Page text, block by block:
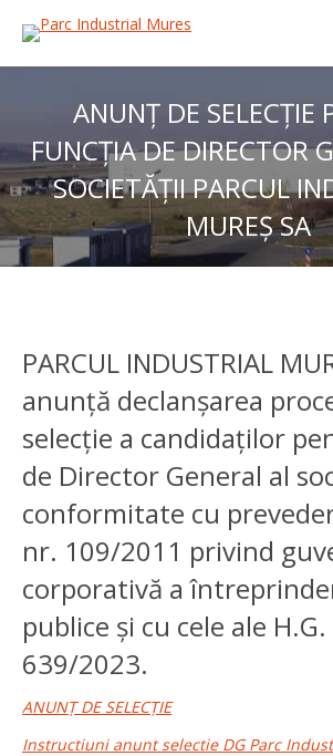
ANUNȚ DE SELECȚIE
FUNCȚIA DE DIRECTOR
SOCIETĂȚII PARCUL
MUREȘ SA
PARCUL INDUSTRIAL
anunţă declanşarea
selecţie a candidaţilor
de Director General al
conformitate cu
nr. 109/2011 privind
corporativă a
publice și cu cele ale
639/2023.
ANUNŢ DE SELECȚIE
Instructiuni anunt selectie DG Parc